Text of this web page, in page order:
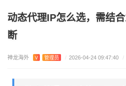
动态代理IP怎么选，需结
断
神龙海外 V 管理员 / 2026-04-24 09:47:40 /